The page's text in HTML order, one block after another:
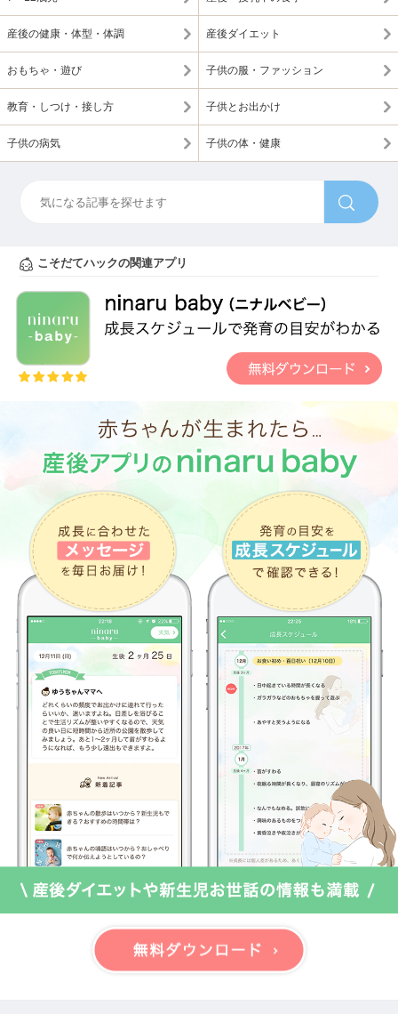
産後の健康・体型・体調 産後ダイエット
おもちゃ・遊び 子供の服・ファッション
教育・しつけ・接し方 子供とお出かけ
子供の病気 子供の体・健康
こそだてハックの関連アプリ